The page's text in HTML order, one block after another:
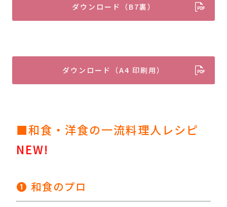
ダウンロード（B7裏）
ダウンロード（A4 印刷用）
■和食・洋食の一流料理人レシピ
NEW!
❶ 和食のプロ